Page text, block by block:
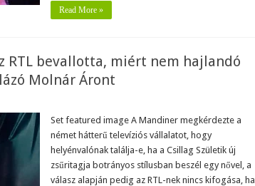
Read More »
RTL bevallotta, miért nem hajlandó
Molnár Áront
Set featured image A Mandiner megkérdezte a
német hátterű televíziós vállalatot, hogy
helyénvalónak találja-e, ha a Csillag Születik új
zsűritagja botrányos stílusban beszél egy nővel, a
válasz alapján pedig az RTL-nek nincs kifogása, ha